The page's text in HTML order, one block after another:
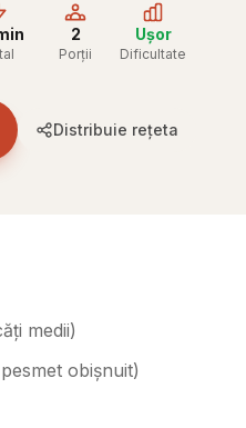
2
Porții
Ușor
Dificultate
Distribuie rețeta
medii)
obișnuit)